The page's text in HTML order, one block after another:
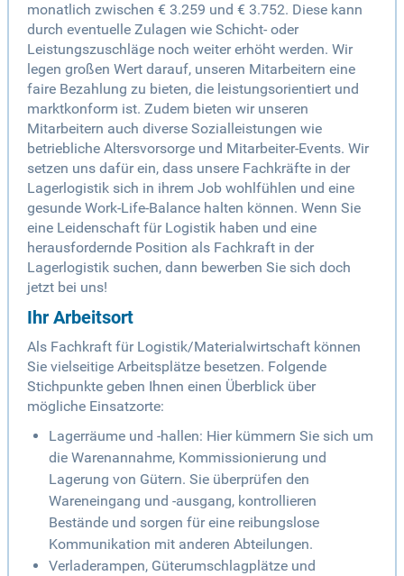
monatlich zwischen € 3.259 und € 3.752. Diese kann
durch eventuelle Zulagen wie Schicht- oder
Leistungszuschläge noch weiter erhöht werden. Wir
legen großen Wert darauf, unseren Mitarbeitern eine
faire Bezahlung zu bieten, die leistungsorientiert und
marktkonform ist. Zudem bieten wir unseren
Mitarbeitern auch diverse Sozialleistungen wie
betriebliche Altersvorsorge und Mitarbeiter-Events. Wir
setzen uns dafür ein, dass unsere Fachkräfte in der
Lagerlogistik sich in ihrem Job wohlfühlen und eine
gesunde Work-Life-Balance halten können. Wenn Sie
eine Leidenschaft für Logistik haben und eine
herausfordernde Position als Fachkraft in der
Lagerlogistik suchen, dann bewerben Sie sich doch
jetzt bei uns!
Ihr Arbeitsort
Als Fachkraft für Logistik/Materialwirtschaft können
Sie vielseitige Arbeitsplätze besetzen. Folgende
Stichpunkte geben Ihnen einen Überblick über
mögliche Einsatzorte:
Lagerräume und -hallen: Hier kümmern Sie sich um
die Warenannahme, Kommissionierung und
Lagerung von Gütern. Sie überprüfen den
Wareneingang und -ausgang, kontrollieren
Bestände und sorgen für eine reibungslose
Kommunikation mit anderen Abteilungen.
Verladerampen, Güterumschlagplätze und